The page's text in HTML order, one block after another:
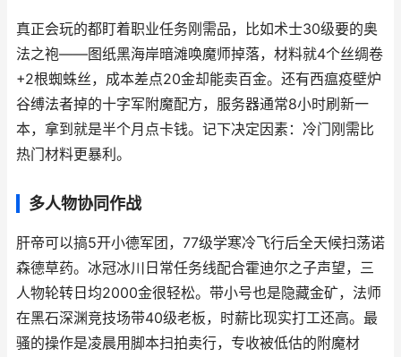
真正会玩的都盯着职业任务刚需品，比如术士30级要的奥
法之袍——图纸黑海岸暗滩唤魔师掉落，材料就4个丝绸卷
+2根蜘蛛丝，成本差点20金却能卖百金。还有西瘟疫壁炉
谷缚法者掉的十字军附魔配方，服务器通常8小时刷新一
本，拿到就是半个月点卡钱。记下决定因素： 冷门刚需比
热门材料更暴利 。
多人物协同作战
肝帝可以搞5开小德军团 ，77级学寒冷飞行后全天候扫荡诺
森德草药。冰冠冰川日常任务线配合霍迪尔之子声望，三
人物轮转日均2000金很轻松。带小号也是隐藏金矿，法师
在黑石深渊竞技场带40级老板，时薪比现实打工还高。最
骚的操作是凌晨用脚本扫拍卖行，专收被低估的附魔材